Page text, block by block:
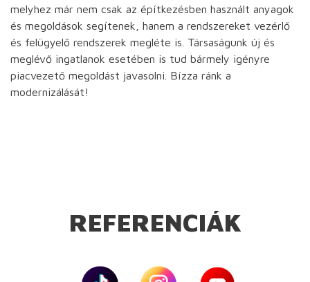
melyhez már nem csak az építkezésben használt anyagok
és megoldások segítenek, hanem a rendszereket vezérlő
és felügyelő rendszerek megléte is. Társaságunk új és
meglévő ingatlanok esetében is tud bármely igényre
piacvezető megoldást javasolni. Bízza ránk a
modernizálását!
REFERENCIÁK